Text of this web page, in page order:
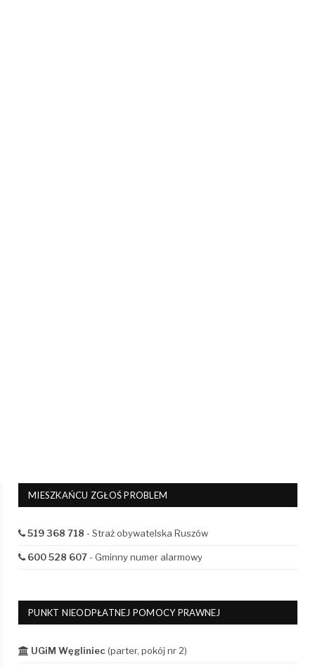
MIESZKAŃCU ZGŁOŚ PROBLEM
519 368 718 - Straż obywatelska Ruszów
600 528 607- Gminny numer alarmowy
PUNKT NIEODPŁATNEJ POMOCY PRAWNEJ
UGiM Węgliniec (parter, pokój nr 2)